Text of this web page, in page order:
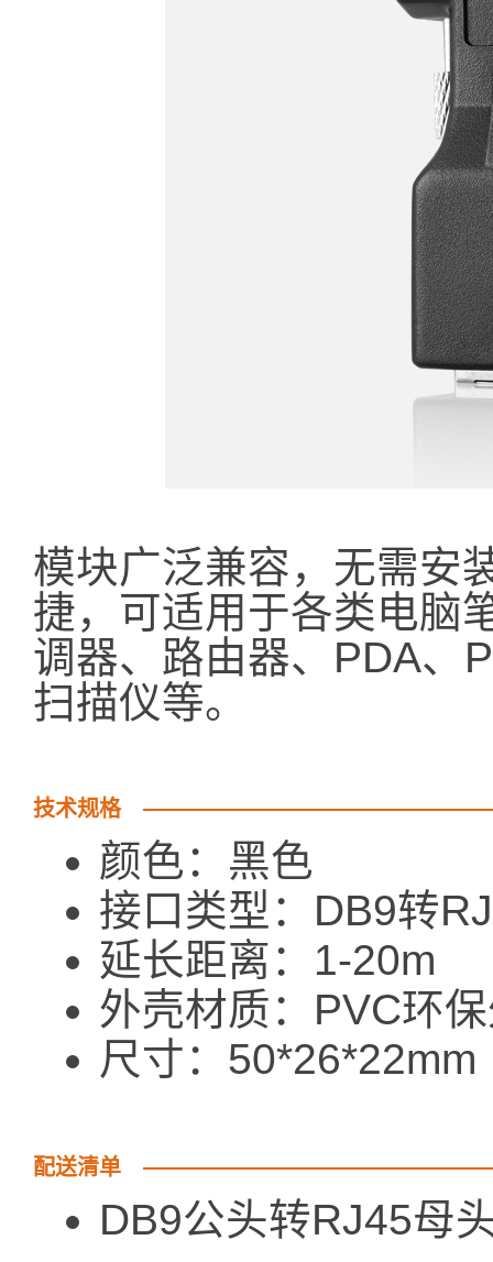
模块广泛兼容，无需安
捷，可适用于各类电脑
调器、路由器、PDA、
扫描仪等。
技术规格
颜色：黑色
接口类型：DB9转
延长距离：1-20m
外壳材质：PVC环
尺寸：50*26*22mm
配送清单
DB9公头转RJ45母